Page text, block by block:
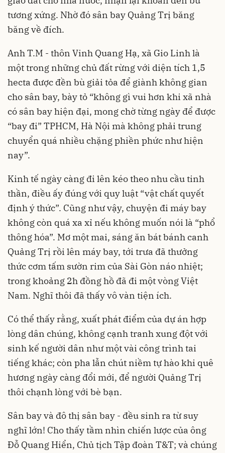
tương xứng. Nhờ đó sân bay Quảng Trị băng
băng về đích.
Anh T.M - thôn Vinh Quang Hạ, xã Gio Linh là
một trong những chủ đất rừng với diện tích 1,5
hecta được đền bù giải tỏa để giành không gian
cho sân bay, bày tỏ “không gì vui hơn khi xã nhà
có sân bay hiện đại, mong chờ từng ngày để được
“bay đi” TPHCM, Hà Nội mà không phải trung
chuyển quá nhiều chặng phiền phức như hiện
nay”.
Kinh tế ngày càng đi lên kéo theo nhu cầu tinh
thần, điều ấy đúng với quy luật “vật chất quyết
định ý thức”. Cũng như vậy, chuyện đi máy bay
không còn quá xa xỉ nếu không muốn nói là “phổ
thông hóa”. Mơ một mai, sáng ăn bát bánh canh
Quảng Trị rồi lên máy bay, tới trưa đã thưởng
thức cơm tấm sườn rim của Sài Gòn náo nhiệt;
trong khoảng 2h đồng hồ đã đi một vòng Việt
Nam. Nghĩ thôi đã thấy vô vàn tiện ích.
Có thể thấy rằng, xuất phát điểm của dự án hợp
lòng dân chúng, không cạnh tranh xung đột với
sinh kế người dân như một vài công trình tai
tiếng khác; còn pha lẫn chút niềm tự hào khi quê
hương ngày càng đổi mới, để người Quảng Trị
thôi chạnh lòng với bè bạn.
Sân bay và đô thị sân bay - đều sinh ra từ suy
nghĩ lớn! Cho thấy tầm nhìn chiến lược của ông
Đỗ Quang Hiển, Chủ tịch Tập đoàn T&T; và chúng